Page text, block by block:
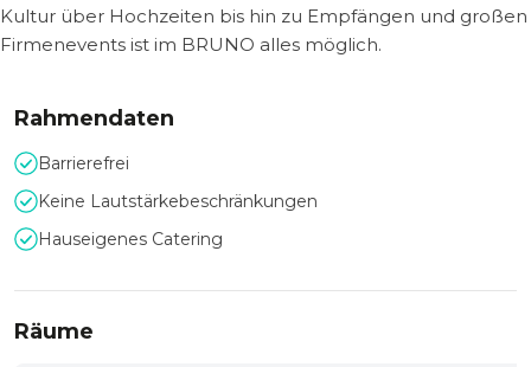
Kultur über Hochzeiten bis hin zu Empfängen und großen
Firmenevents ist im BRUNO alles möglich.
Rahmendaten
Barrierefrei
Keine Lautstärkebeschränkungen
Hauseigenes Catering
Räume